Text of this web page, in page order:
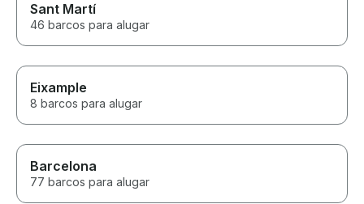
Sant Martí
46 barcos para alugar
Eixample
8 barcos para alugar
Barcelona
77 barcos para alugar